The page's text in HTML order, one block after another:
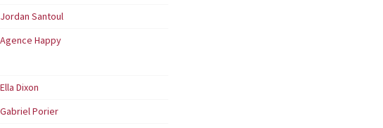
Jordan Santoul
Agence Happy
Ella Dixon
Gabriel Porier